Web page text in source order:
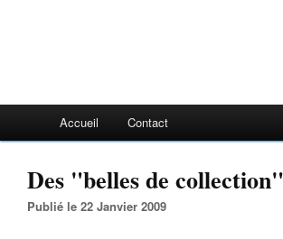
Accueil Contact
Des "belles de
Publié le 22 Janvier 2009